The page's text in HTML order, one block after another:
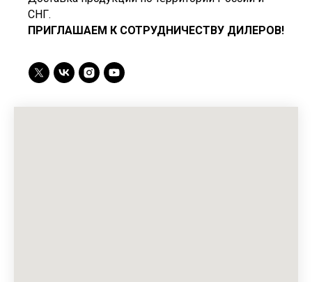
СНГ.
ПРИГЛАШАЕМ К СОТРУДНИЧЕСТВУ ДИЛЕРОВ!